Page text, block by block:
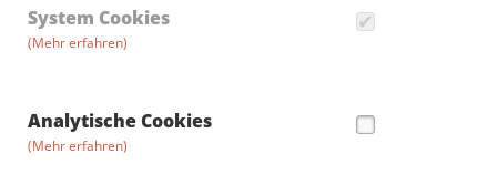
System Cookies
(Mehr erfahren)
Analytische Cookies
(Mehr erfahren)